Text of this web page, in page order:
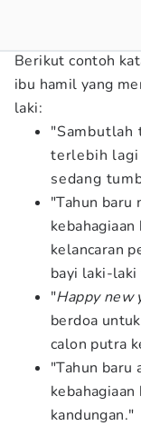
Berikut contoh
ibu hamil yang
laki:
"Sambutlah
terlebih lagi
sedang
"Tahun baru
kelancaran
bayi laki-laki
"Happy new
berdoa
calon putra
"Tahun baru
kandungan."